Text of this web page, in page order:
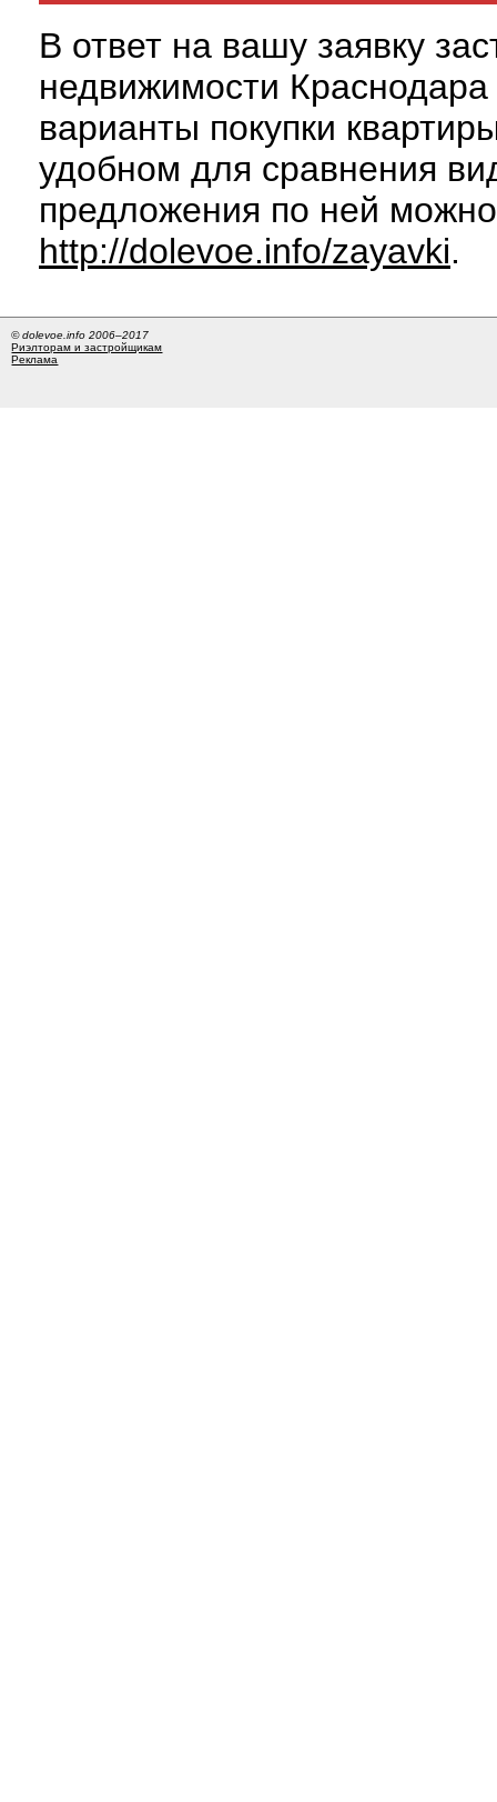
В ответ на вашу заявку
недвижимости
варианты покупки
удобном для сравнения
предложения по ней
http://dolevoe.info/zayavki.
© dolevoe.info 2006–2017
Риэлторам и застройщикам
Реклама